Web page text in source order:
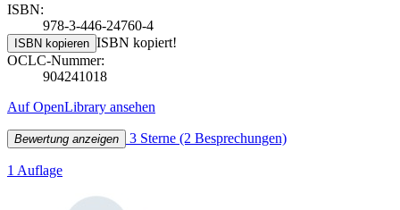
ISBN:
978-3-446-24760-4
ISBN kopieren ISBN kopiert!
OCLC-Nummer:
904241018
Auf OpenLibrary ansehen
Bewertung anzeigen 3 Sterne (2 Besprechungen)
1 Auflage